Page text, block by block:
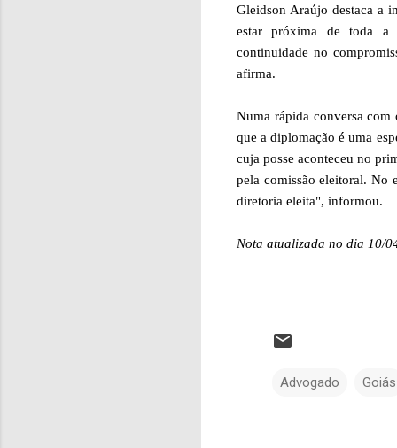
Gleidson Araújo destaca a
estar próxima de toda a
continuidade no
afirma.
Numa rápida conversa
que a diplomação é uma
cuja posse aconteceu no
pela comissão eleitoral. No
diretoria eleita", informou.
Nota atualizada no dia 10/
Advogado Goiás